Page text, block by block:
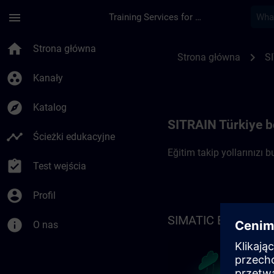
menu Training Services for Digital Industries
home Strona główna
group_work Kanały
explore Katalog
timeline Ścieżki edukacyjne
assignment_turned_in Test wejścia
account_circle Profil
info O nas
Strona główna chevron_right
SITRAIN Türkiye
Eğitim takip yollarınızı
SIMATIC